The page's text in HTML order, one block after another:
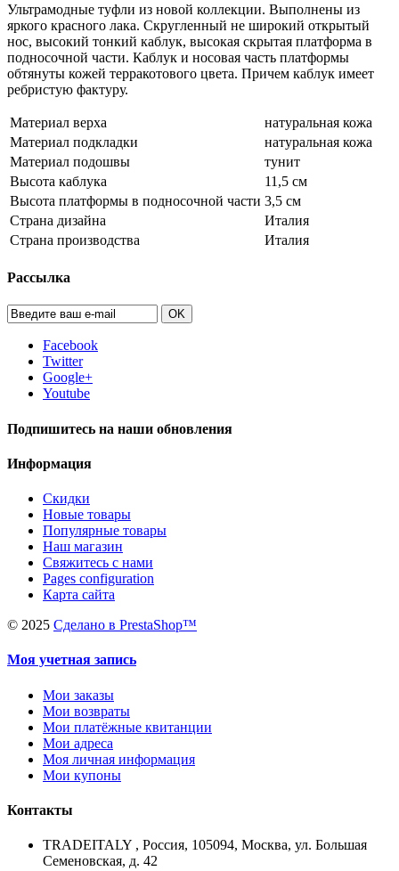
Ультрамодные туфли из новой коллекции. Выполнены из
яркого красного лака. Скругленный не широкий открытый
нос, высокий тонкий каблук, высокая скрытая платформа в
подносочной части. Каблук и носовая часть платформы
обтянуты кожей терракотового цвета. Причем каблук имеет
ребристую фактуру.
Материал верха
натуральная кожа
Материал подкладки
натуральная кожа
Материал подошвы
тунит
Высота каблука
11,5 см
Высота платформы в подносочной части 3,5 см
Страна дизайна
Италия
Страна производства
Италия
Рассылка
OK
Facebook
Twitter
Google+
Youtube
Подпишитесь на наши обновления
Информация
Скидки
Новые товары
Популярные товары
Наш магазин
Свяжитесь с нами
Pages configuration
Карта сайта
© 2025 Сделано в PrestaShop™
Моя учетная запись
Мои заказы
Мои возвраты
Мои платёжные квитанции
Мои адреса
Моя личная информация
Мои купоны
Контакты
TRADEITALY , Россия, 105094, Москва, ул. Большая
Семеновская, д. 42